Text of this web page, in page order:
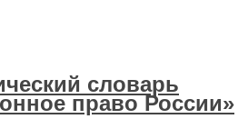
словарь
право России»